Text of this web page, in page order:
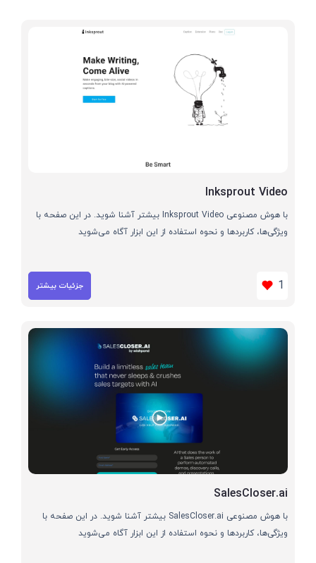
Inksprout Video
با هوش مصنوعی Inksprout Video بیشتر آشنا شوید. در این صفحه با
ویژگی‌ها، کاربردها و نحوه استفاده از این ابزار آگاه می‌شوید
1 جزئیات بیشتر
SalesCloser.ai
با هوش مصنوعی SalesCloser.ai بیشتر آشنا شوید. در این صفحه با
ویژگی‌ها، کاربردها و نحوه استفاده از این ابزار آگاه می‌شوید